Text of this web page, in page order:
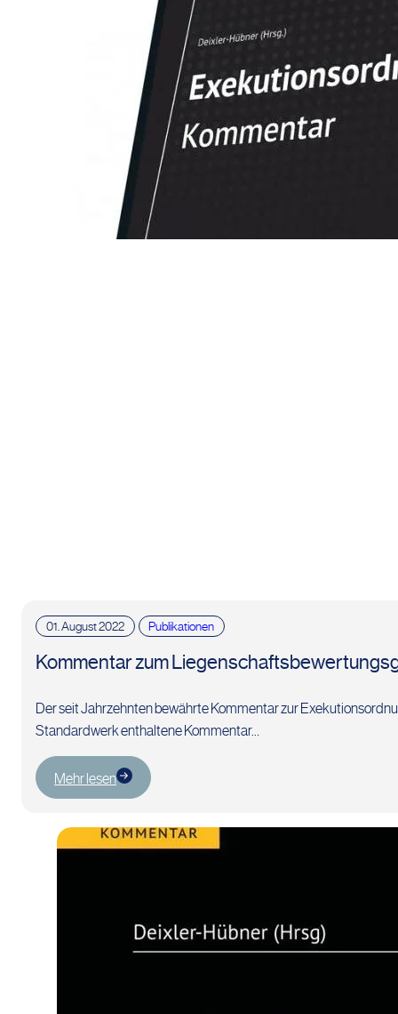
01. August 2022 Publikationen
Kommentar zum
Der seit Jahrzehnten bewährte Kommentar zur
Standardwerk enthaltene Kommentar…
Mehr lesen